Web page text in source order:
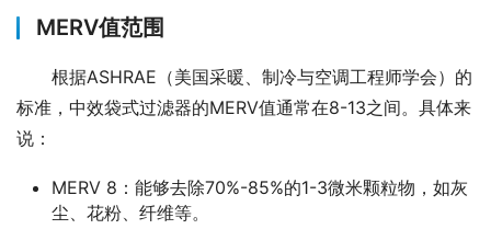
MERV值范围
根据ASHRAE（美国采暖、制冷与空调工程师学会）的
标准，中效袋式过滤器的MERV值通常在8-13之间。具体来
说：
MERV 8：能够去除70%-85%的1-3微米颗粒物，如灰
尘、花粉、纤维等。